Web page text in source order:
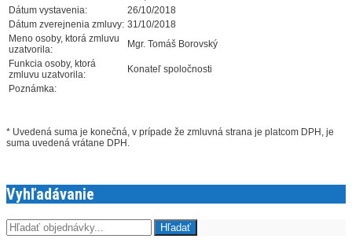
Dátum vystavenia:
26/10/2018
Dátum zverejnenia zmluvy: 31/10/2018
Meno osoby, ktorá zmluvu
uzatvorila:
Mgr. Tomáš Borovský
Funkcia osoby, ktorá
zmluvu uzatvorila:
Konateľ spoločnosti
Poznámka:
* Uvedená suma je konečná, v prípade že zmluvná strana je platcom DPH, je
suma uvedená vrátane DPH.
Vyhľadávanie